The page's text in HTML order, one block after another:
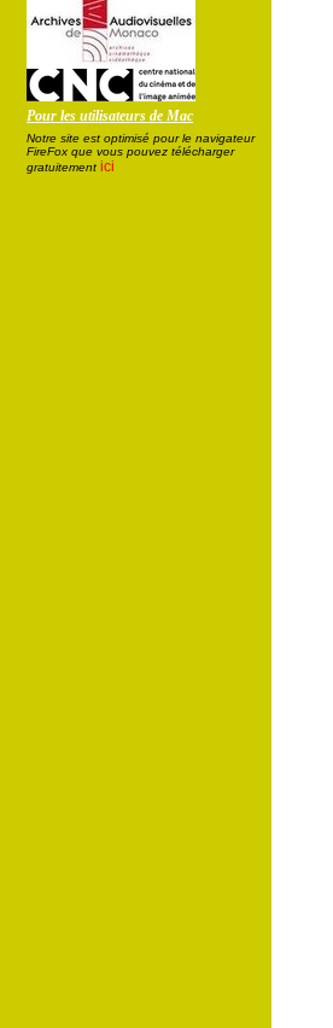
Pour les utilisateurs de Mac
Notre site est optimisé pour le navigateur
FireFox que vous pouvez télécharger
gratuitement ici